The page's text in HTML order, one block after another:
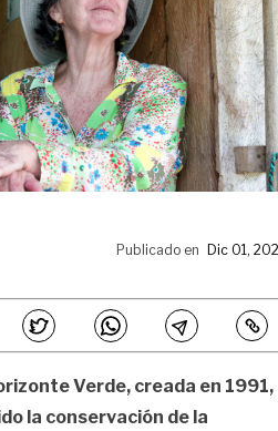
Publicado en Dic 01,
Verde, creada en 1991,
la conservación de la